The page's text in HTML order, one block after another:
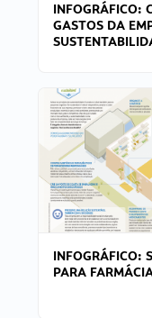
INFOGRÁFICO:
GASTOS DA
INFOGRÁFICO:
PARA